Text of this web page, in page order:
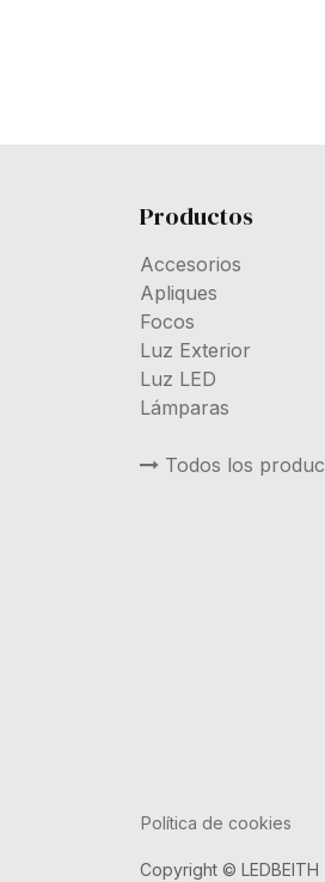
Productos
Accesorios
Apliques
Focos
Luz Exterior
Luz LED
Lámparas
Todos los
Política de cookies
Copyright © LEDBEITH